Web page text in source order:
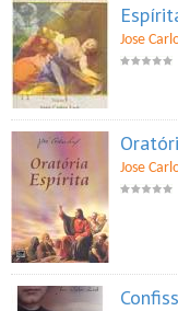
Jose
Jose